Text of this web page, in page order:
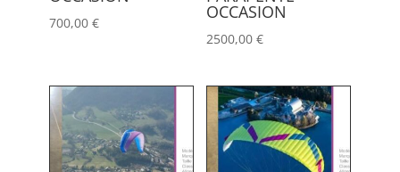
700,00 €
OCCASION
2500,00 €